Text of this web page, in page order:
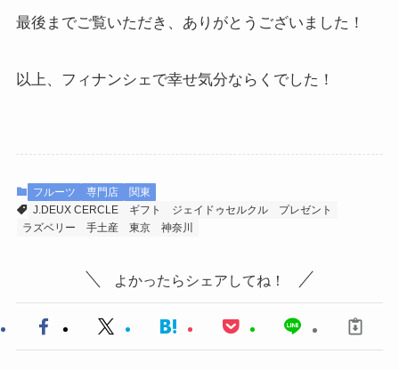
最後までご覧いただき、ありがとうございました！
以上、フィナンシェで幸せ気分ならくでした！
フルーツ 専門店
関東
J.DEUX CERCLE
ギフト ジェイドゥセルクル
プレゼント
ラズベリー
手土産 東京 神奈川
よかったらシェアしてね！